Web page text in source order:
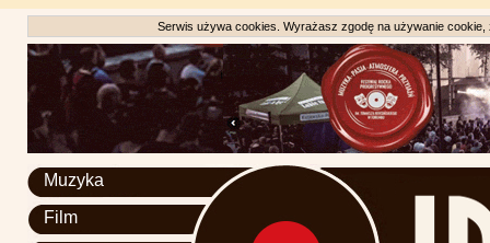
Serwis używa cookies. Wyrażasz zgodę na używanie
Muzyka
Film